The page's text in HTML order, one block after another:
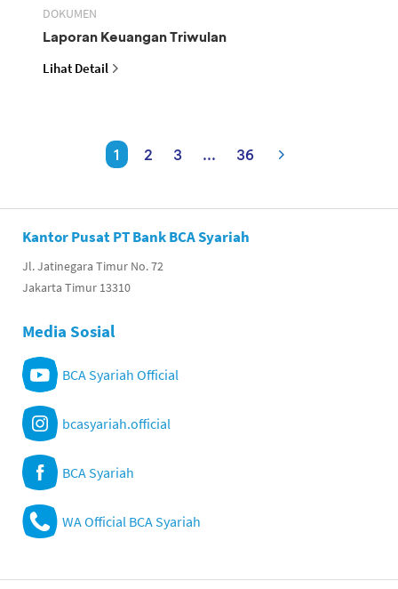
DOKUMEN
Laporan Keuangan Triwulan
Lihat Detail
1 2 3 ... 36
Kantor Pusat PT Bank BCA Syariah
Jl. Jatinegara Timur No. 72
Jakarta Timur 13310
Media Sosial
BCA Syariah Official
bcasyariah.official
BCA Syariah
WA Official BCA Syariah